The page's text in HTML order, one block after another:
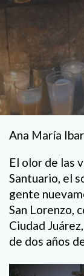
Ana María
El olor de las
Santuario, el
gente
San Lorenzo,
Ciudad
de dos años